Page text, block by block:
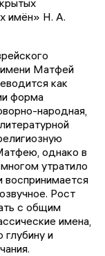
имён» Н. А.
Матфей
как
форма
народная,
однако в
утратило
Рост
с общим
имена,
и